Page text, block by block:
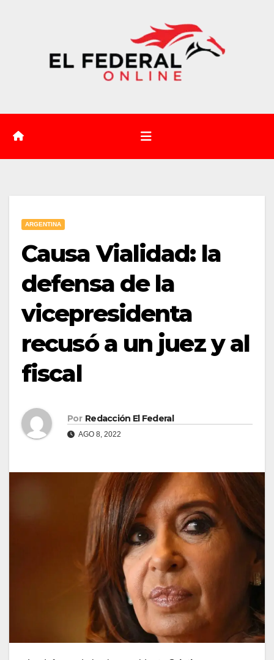
ARGENTINA
Causa Vialidad: la
defensa de la
vicepresidenta
recusó a un juez y al
fiscal
Por Redacción El Federal
AGO 8, 2022